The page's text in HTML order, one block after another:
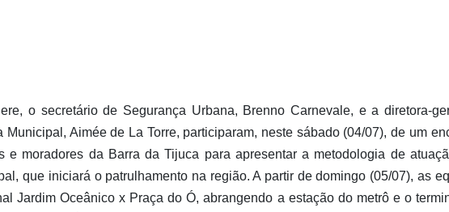
o secretário de Segurança Urbana, Brenno Carnevale, e a diretora-
Aimée de La Torre, participaram, neste sábado (04/07), de um
e moradores da Barra da Tijuca para apresentar a metodologia de
que iniciará o patrulhamento na região. A partir de domingo (05/07), as
Jardim Oceânico x Praça do Ó, abrangendo a estação do metrô e o